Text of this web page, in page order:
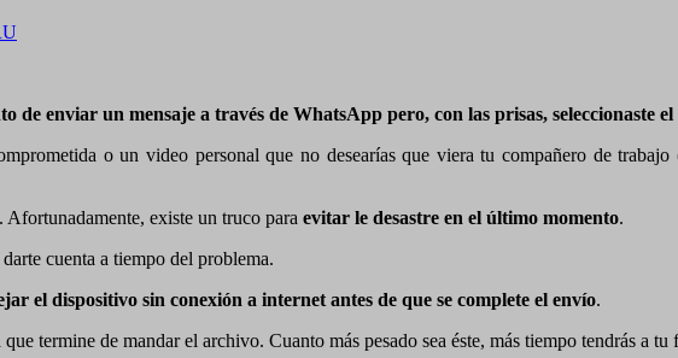
de enviar un mensaje a través de WhatsApp pero, con las prisas, seleccionaste
o un video personal que no desearías que viera tu compañero de
existe un truco para evitar le desastre en el último momento.
cuenta a tiempo del problema.
el dispositivo sin conexión a internet antes de que se complete el envío.
termine de mandar el archivo. Cuanto más pesado sea éste, más tiempo tendrás a tu